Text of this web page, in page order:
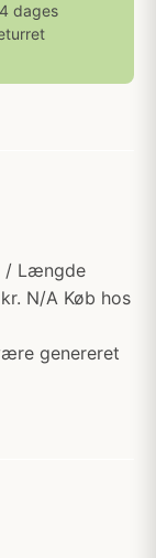
dages
/ Længde
N/A Køb hos
genereret